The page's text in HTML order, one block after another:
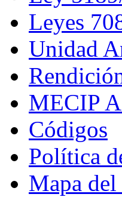
Leyes
Unidad
MECIP
Códigos
Política
Mapa